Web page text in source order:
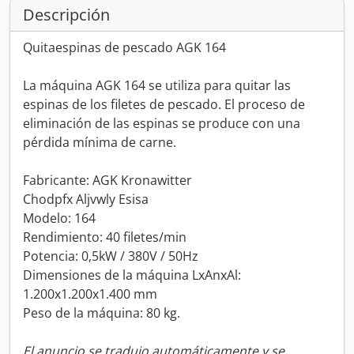
Descripción
Quitaespinas de pescado AGK 164
La máquina AGK 164 se utiliza para quitar las
espinas de los filetes de pescado. El proceso de
eliminación de las espinas se produce con una
pérdida mínima de carne.
Fabricante: AGK Kronawitter
Chodpfx Aljvwly Esisa
Modelo: 164
Rendimiento: 40 filetes/min
Potencia: 0,5kW / 380V / 50Hz
Dimensiones de la máquina LxAnxAl:
1.200x1.200x1.400 mm
Peso de la máquina: 80 kg.